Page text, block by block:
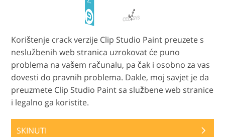
Korištenje crack verzije Clip Studio Paint preuzete s
neslužbenih web stranica uzrokovat će puno
problema na vašem računalu, pa čak i osobno za vas
dovesti do pravnih problema. Dakle, moj savjet je da
preuzmete Clip Studio Paint sa službene web stranice
i legalno ga koristite.
SKINUTI